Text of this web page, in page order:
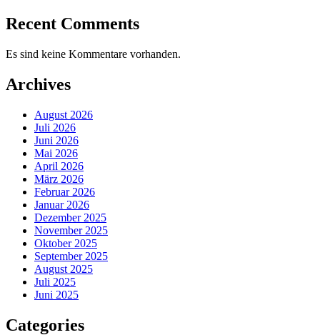
Recent Comments
Es sind keine Kommentare vorhanden.
Archives
August 2026
Juli 2026
Juni 2026
Mai 2026
April 2026
März 2026
Februar 2026
Januar 2026
Dezember 2025
November 2025
Oktober 2025
September 2025
August 2025
Juli 2025
Juni 2025
Categories